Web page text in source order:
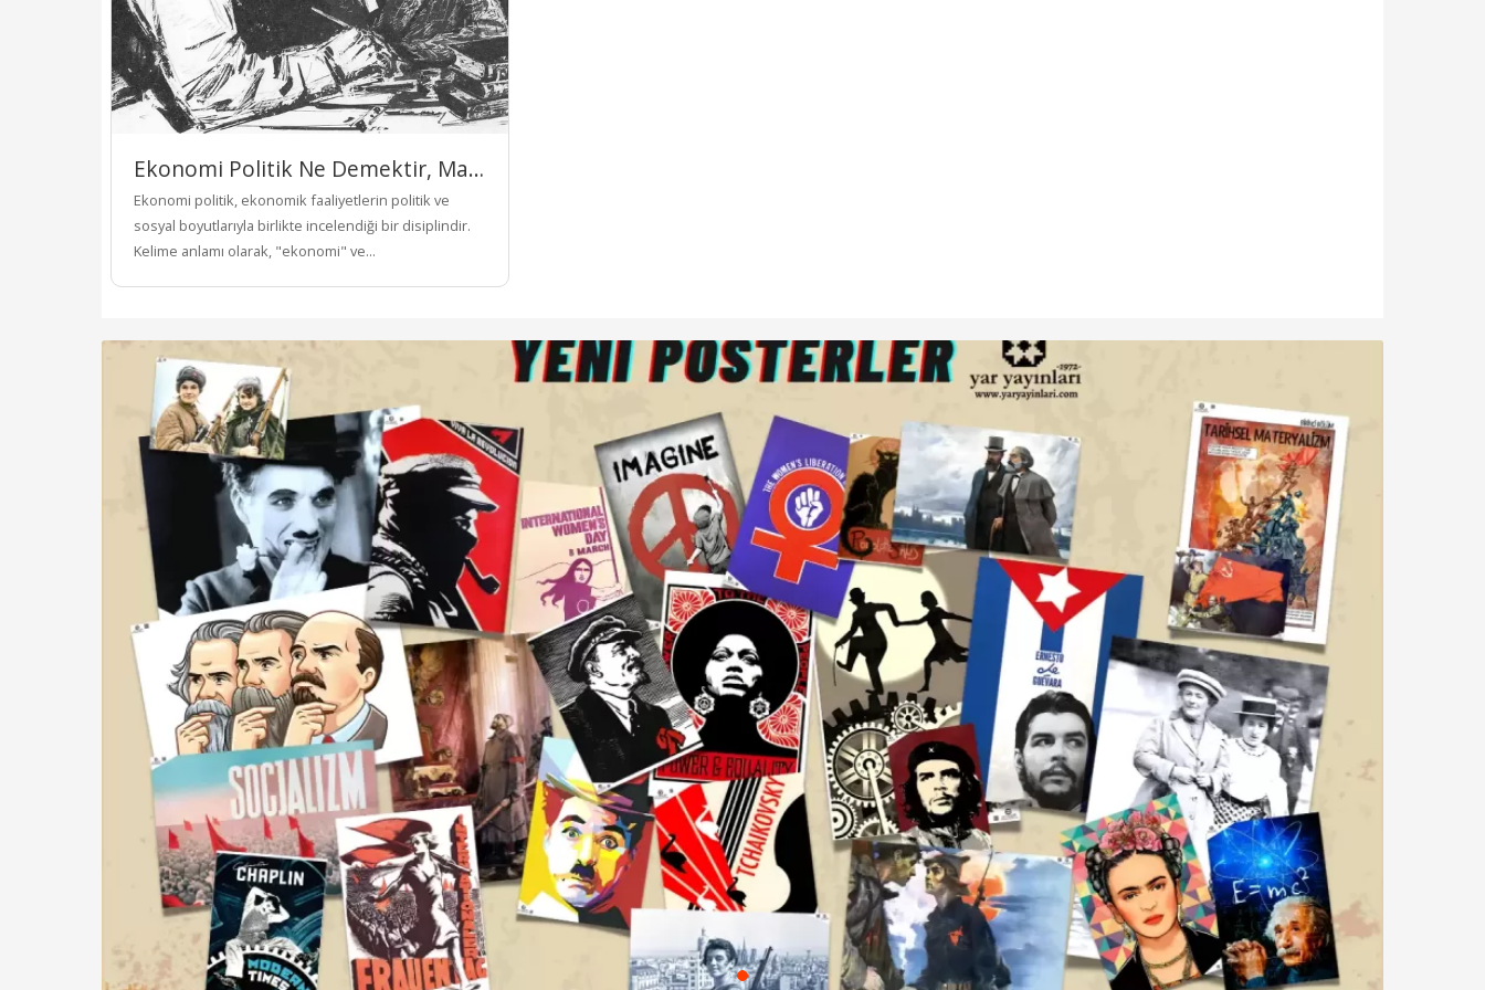
Ekonomi Politik Ne Demektir, Marksist Ekonomi Politik Nedir?
Ekonomi politik, ekonomik faaliyetlerin politik ve
sosyal boyutlarıyla birlikte incelendiği bir disiplindir.
Kelime anlamı olarak, "ekonomi" ve...